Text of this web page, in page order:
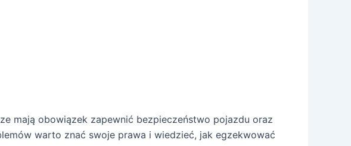
mają obowiązek zapewnić bezpieczeństwo pojazdu oraz
warto znać swoje prawa i wiedzieć, jak egzekwować